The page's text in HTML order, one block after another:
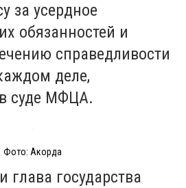
за усердное
обязанностей и
справедливости
деле,
суде МФЦА.
Фото: Акорда
глава государства